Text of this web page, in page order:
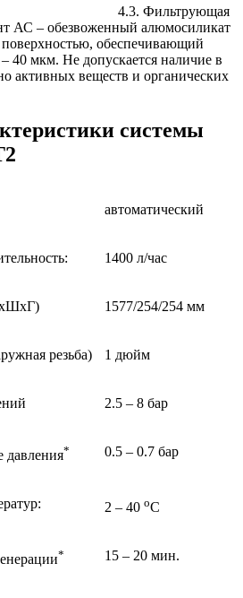
4.3. Фильтрующая
АС – обезвоженный алюмосиликат
поверхностью, обеспечивающий
40 мкм. Не допускается наличие в
активных веществ и органических
системы
автоматический
1400 л/час
1577/254/254 мм
резьба) 1 дюйм
2.5 – 8 бар
давления* 0.5 – 0.7 бар
2 – 40 oС
* 15 – 20 мин.